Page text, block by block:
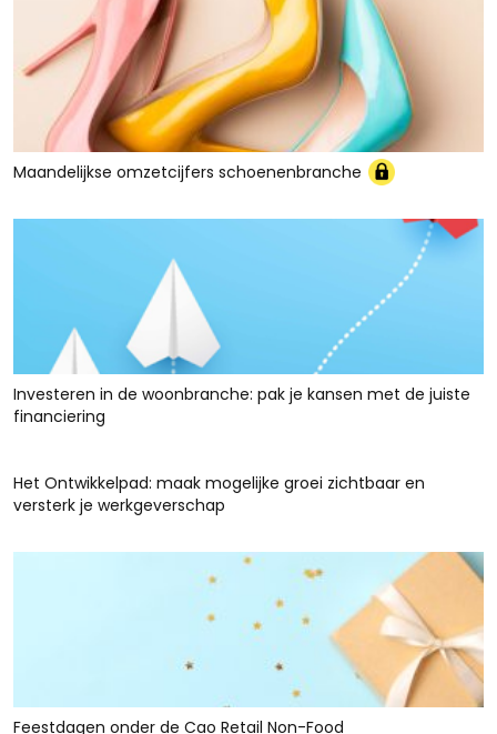
Maandelijkse omzetcijfers schoenenbranche
Investeren in de woonbranche: pak je kansen met de juiste
financiering
Het Ontwikkelpad: maak mogelijke groei zichtbaar en
versterk je werkgeverschap
Feestdagen onder de Cao Retail Non-Food